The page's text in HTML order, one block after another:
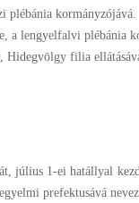
plébánia kormányzójává.
a lengyelfalvi plébánia
Hidegvölgy filia
július 1-ei hatállyal
prefektusává